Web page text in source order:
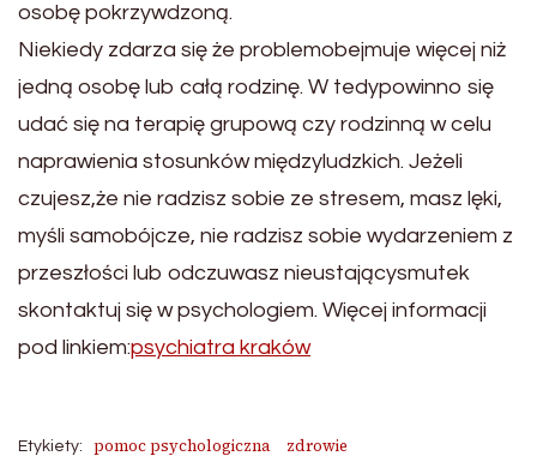
osobę pokrzywdzoną.
Niekiedy zdarza się że problemobejmuje więcej niż
jedną osobę lub całą rodzinę. W tedypowinno się
udać się na terapię grupową czy rodzinną w celu
naprawienia stosunków międzyludzkich. Jeżeli
czujesz,że nie radzisz sobie ze stresem, masz lęki,
myśli samobójcze, nie radzisz sobie wydarzeniem z
przeszłości lub odczuwasz nieustającysmutek
skontaktuj się w psychologiem. Więcej informacji
pod linkiem:psychiatra kraków
Etykiety: pomoc psychologiczna zdrowie